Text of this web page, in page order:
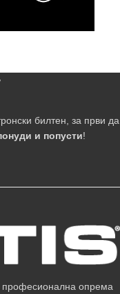
билтен, за први да
и попусти!
професионална опрема